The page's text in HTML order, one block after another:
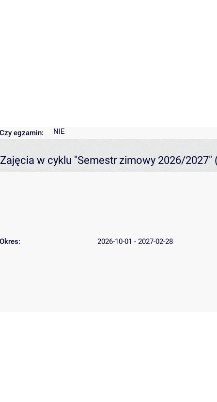
Czy egzamin: NIE
Zajęcia w cyklu "Semestr zimowy 2026/2027"
Okres: 2026-10-01 - 2027-02-28